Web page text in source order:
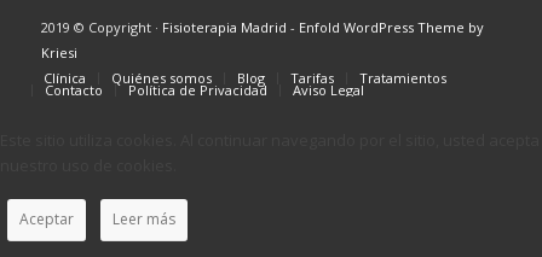
2019 © Copyright · Fisioterapia Madrid - Enfold WordPress Theme by
Kriesi
Clínica
Quiénes somos Blog Tarifas Tratamientos
Contacto Política de Privacidad Aviso Legal
Aceptar Leer más